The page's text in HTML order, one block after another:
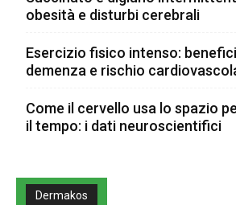
obesità e disturbi cerebrali
Esercizio fisico intenso:
demenza e rischio
Come il cervello usa lo spazio
il tempo: i dati neuroscientifici
Dermakos